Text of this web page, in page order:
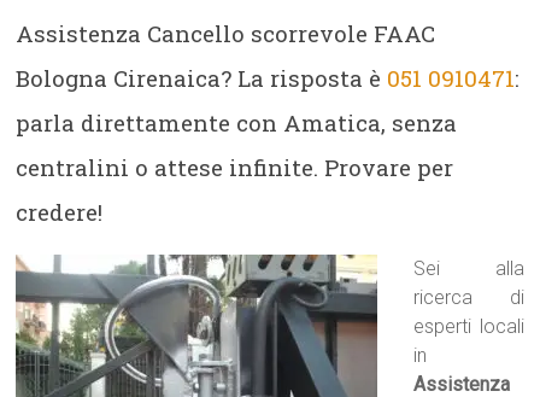
Assistenza Cancello scorrevole FAAC
Bologna Cirenaica? La risposta è 051 0910471:
parla direttamente con Amatica, senza
centralini o attese infinite. Provare per
credere!
Sei alla
ricerca di
esperti locali
in
Assistenza